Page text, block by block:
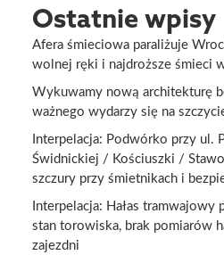
Ostatnie wpisy
Afera śmieciowa paraliżuje
wolnej ręki i najdroższe śmieci
Wykuwamy nową architekturę
ważnego wydarzy się na
Interpelacja: Podwórko przy ul.
Świdnickiej / Kościuszki /
szczury przy śmietnikach i
Interpelacja: Hałas tramwajowy
stan torowiska, brak pomiarów
zajezdni